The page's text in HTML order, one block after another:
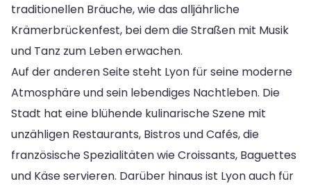
traditionellen Bräuche, wie das alljährliche
Krämerbrückenfest, bei dem die Straßen mit Musik
und Tanz zum Leben erwachen.
Auf der anderen Seite steht Lyon für seine moderne
Atmosphäre und sein lebendiges Nachtleben. Die
Stadt hat eine blühende kulinarische Szene mit
unzähligen Restaurants, Bistros und Cafés, die
französische Spezialitäten wie Croissants, Baguettes
und Käse servieren. Darüber hinaus ist Lyon auch für